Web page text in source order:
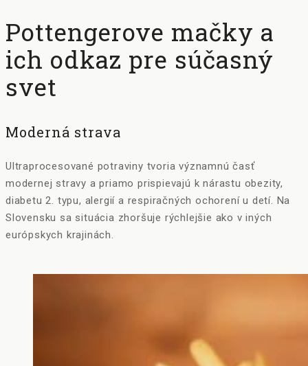
Pottengerove mačky a
ich odkaz pre súčasný
svet
Moderná strava
Ultraprocesované potraviny tvoria významnú časť
modernej stravy a priamo prispievajú k nárastu obezity,
diabetu 2. typu, alergií a respiračných ochorení u detí. Na
Slovensku sa situácia zhoršuje rýchlejšie ako v iných
európskych krajinách.